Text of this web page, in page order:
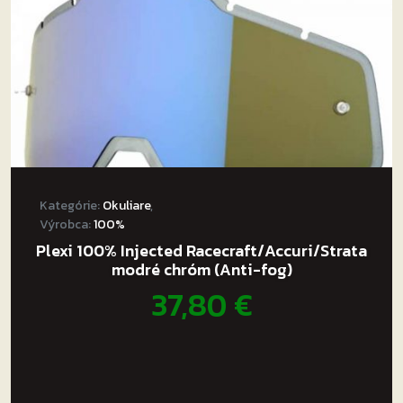
Balenie obsahuje náhradné číre sklo, tvrdené puzdro,
náhradnú gumovú ochranu nosa a vrecko z
mikrovlákna
Do detailu prepracované jedinečné okuliare od
renomovanej značky.
Kategórie:Okuliare,
Výrobca:100%
Plexi 100% Injected Racecraft/Accuri/Strata
modré chróm (Anti-fog)
37,80€